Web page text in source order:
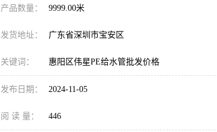
产品数量： 9999.00米
发货地址： 广东省深圳市宝安区
关键词： 惠阳区伟星PE给水管批发价格
发布日期： 2024-11-05
阅 读 量： 446